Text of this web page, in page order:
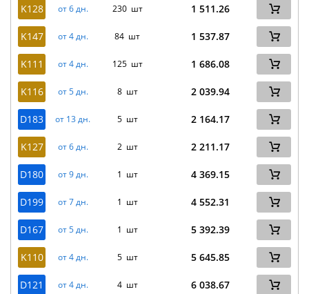
K128
от 6 дн. 230 шт 1 511.26
K147 от 4 дн. 84 шт 1 537.87
K111 от 4 дн. 125 шт 1 686.08
K116 от 5 дн. 8 шт 2 039.94
D183 от 13 дн. 5 шт 2 164.17
K127 от 6 дн. 2 шт 2 211.17
D180 от 9 дн. 1 шт 4 369.15
D199 от 7 дн. 1 шт 4 552.31
D167 от 5 дн. 1 шт 5 392.39
K110 от 4 дн. 5 шт 5 645.85
D121 от 4 дн. 4 шт 6 038.67